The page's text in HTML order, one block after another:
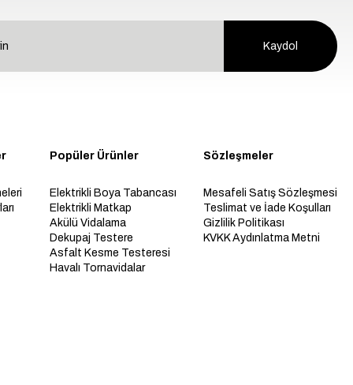
Kaydol
Popüler Ürünler
Elektrikli Boya Tabancası
Elektrikli Matkap
Akülü Vidalama
Dekupaj Testere
Asfalt Kesme Testeresi
Havalı Tornavidalar
Sözleşmeler
Mesafeli Satış Sözleşmesi
Teslimat ve İade Koşulları
Gizlilik Politikası
KVKK Aydınlatma Metni